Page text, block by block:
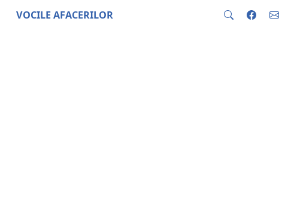
VOCILE AFACERILOR